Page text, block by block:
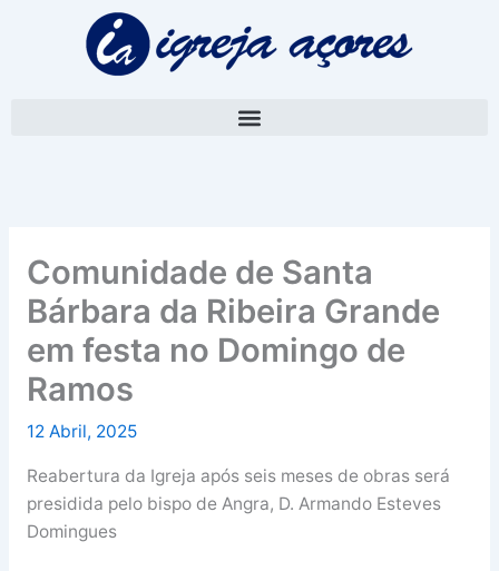
Comunidade de Santa
Bárbara da Ribeira Grande
em festa no Domingo de
Ramos
12 Abril, 2025
Reabertura da Igreja após seis meses de obras será
presidida pelo bispo de Angra, D. Armando Esteves
Domingues